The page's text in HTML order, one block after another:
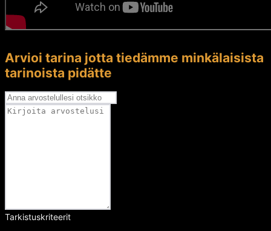
Arvioi tarina jotta tiedämme minkälaisista
tarinoista pidätte
Tarkistuskriteerit